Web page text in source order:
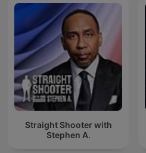
Straight Shooter with
Stephen A.